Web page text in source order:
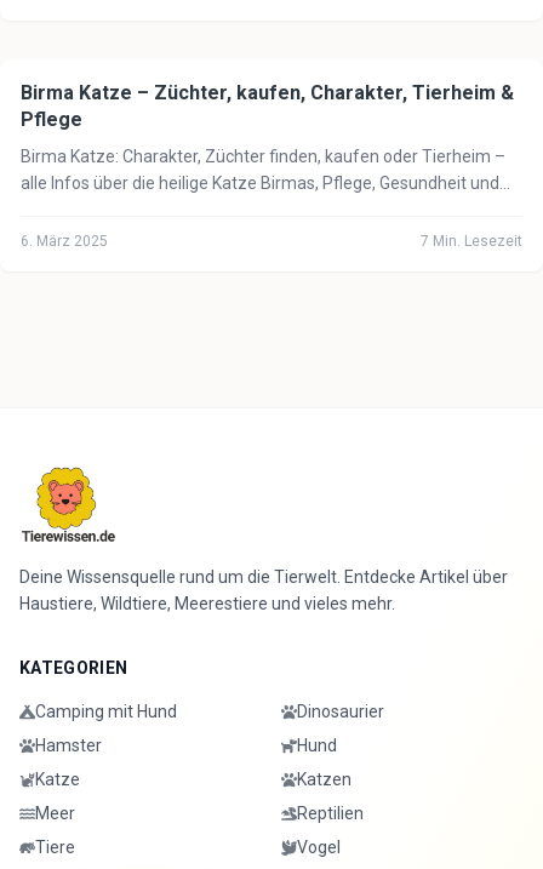
🐈 Katze
Birma Katze – Züchter, kaufen, Charakter, Tierheim &
Pflege
Birma Katze: Charakter, Züchter finden, kaufen oder Tierheim –
alle Infos über die heilige Katze Birmas, Pflege, Gesundheit und
6. März 2025 7 Min. Lesezeit
Deine Wissensquelle rund um die Tierwelt. Entdecke Artikel über
Haustiere, Wildtiere, Meerestiere und vieles mehr.
KATEGORIEN
Camping mit Hund
Dinosaurier
Hamster
Hund
Katze
Katzen
Meer
Reptilien
Tiere
Vogel